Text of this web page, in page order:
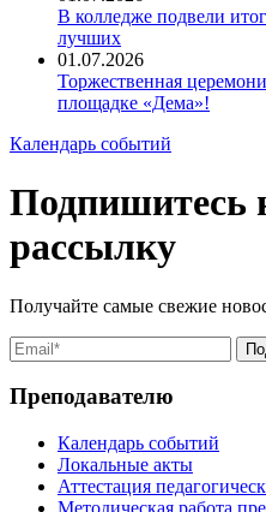
В колледже подвели
лучших
01.07.2026
Торжественная
площадке «Дема»!
Календарь событий
Подпишитесь
рассылку
Получайте самые свежие
Преподавателю
Календарь событий
Локальные акты
Аттестация
Методическая работа